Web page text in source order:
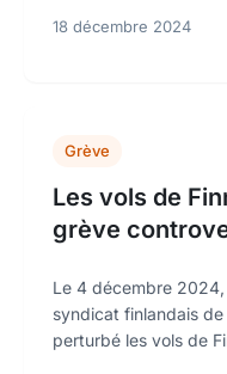
18 décembre 2024
Grève
Les vols de
grève
Le 4 décembre
syndicat finlandais de
perturbé les vols de